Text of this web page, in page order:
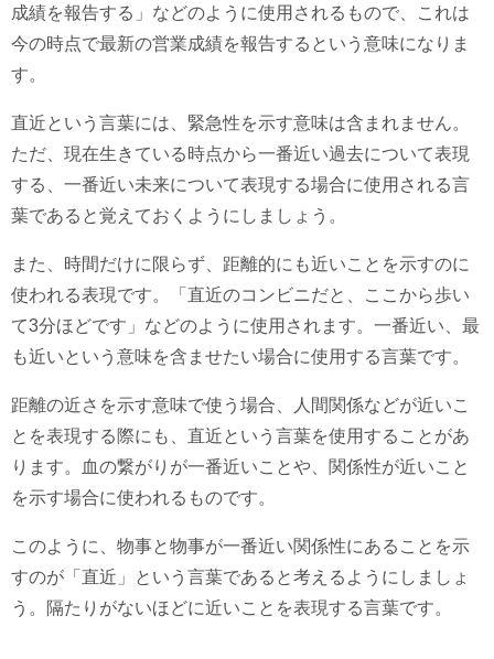
成績を報告する」などのように使用されるもので、これは
今の時点で最新の営業成績を報告するという意味になりま
す。
直近という言葉には、緊急性を示す意味は含まれません。
ただ、現在生きている時点から一番近い過去について表現
する、一番近い未来について表現する場合に使用される言
葉であると覚えておくようにしましょう。
また、時間だけに限らず、距離的にも近いことを示すのに
使われる表現です。「直近のコンビニだと、ここから歩い
て3分ほどです」などのように使用されます。一番近い、最
も近いという意味を含ませたい場合に使用する言葉です。
距離の近さを示す意味で使う場合、人間関係などが近いこ
とを表現する際にも、直近という言葉を使用することがあ
ります。血の繋がりが一番近いことや、関係性が近いこと
を示す場合に使われるものです。
このように、物事と物事が一番近い関係性にあることを示
すのが「直近」という言葉であると考えるようにしましょ
う。隔たりがないほどに近いことを表現する言葉です。